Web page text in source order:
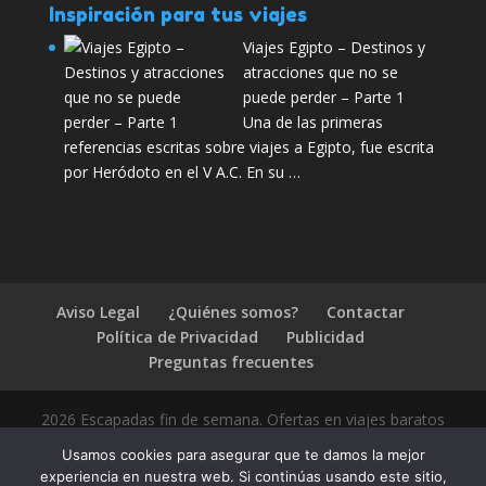
Inspiración para tus viajes
Viajes Egipto – Destinos y
atracciones que no se
puede perder – Parte 1
Una de las primeras
referencias escritas sobre viajes a Egipto, fue escrita
por Heródoto en el V A.C. En su …
Aviso Legal ¿Quiénes somos?
Contactar
Política de Privacidad
Publicidad
Preguntas frecuentes
2026 Escapadas fin de semana. Ofertas en viajes baratos
Usamos cookies para asegurar que te damos la mejor
experiencia en nuestra web. Si continúas usando este sitio,